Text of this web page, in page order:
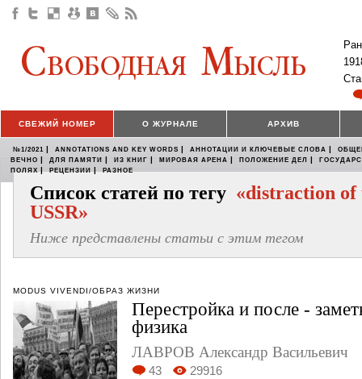
СВЕЖИЙ НОМЕР О ЖУРНАЛЕ АРХИВ
№1/2021 | ANNOTATIONS AND KEY WORDS | АННОТАЦИИ И КЛЮЧЕВЫЕ СЛОВА |
ВЕЧНО | ДЛЯ ПАМЯТИ | ИЗ КНИГ | МИРОВАЯ АРЕНА | ПОЛОЖЕНИЕ ДЕЛ |
ПОЛЯХ | РЕЦЕНЗИИ | РАЗНОЕ
Список статей по тегу «distraction of
USSR»
Ниже представлены статьи с этим тегом
MODUS VIVENDI/ОБРАЗ ЖИЗНИ
Перестройка и после -
физика
ЛАВРОВ Александр Васильевич
43 29916